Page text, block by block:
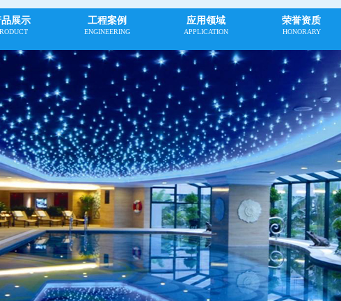
品展示 工程案例
ENGINEERING
应用领域
APPLICATION
荣誉资质
HONORARY